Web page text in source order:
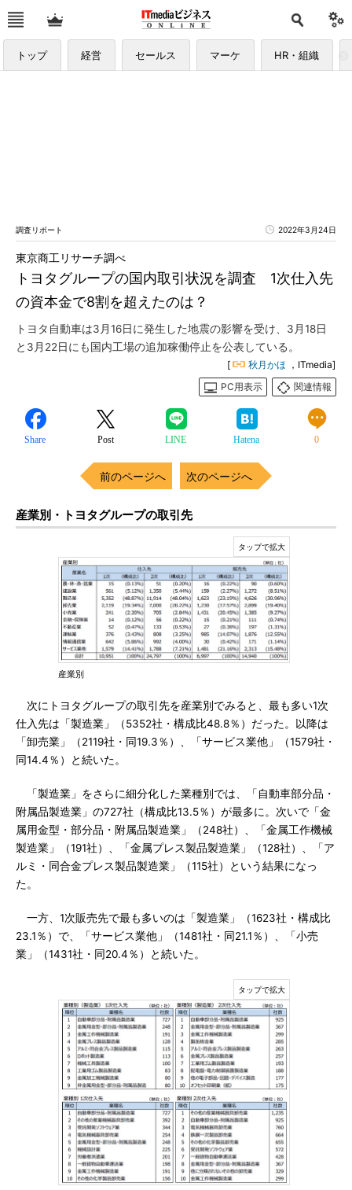
トップ 経営 セールス マーケ HR・組織
調査リポート 2022年3月24日
トヨタグループの国内取引状況を調査 1次仕入先
の資本金で8割を超えたのは？
東京商工リサーチ調べ
トヨタ自動車は3月16日に発生した地震の影響を受け、3月18日
と3月22日にも国内工場の追加稼働停止を公表している。
[ 秋月かほ ，ITmedia]
PC用表示
関連情報
Share Post LINE Hatena 0
前のページへ 次のページへ
産業別・トヨタグループの取引先
産業別
次にトヨタグループの取引先を産業別でみると、最も多い1次
仕入先は「製造業」（5352社・構成比48.8％）だった。以降は
「卸売業」（2119社・同19.3％）、「サービス業他」（1579社・
同14.4％）と続いた。
「製造業」をさらに細分化した業種別では、「自動車部分品・
附属品製造業」の727社（構成比13.5％）が最多に。次いで「金
属用金型・部分品・附属品製造業」（248社）、「金属工作機械
製造業」（191社）、「金属プレス製品製造業」（128社）、「ア
ルミ・同合金プレス製品製造業」（115社）という結果になっ
た。
一方、1次販売先で最も多いのは「製造業」（1623社・構成比
23.1％）で、「サービス業他」（1481社・同21.1％）、「小売
業」（1431社・同20.4％）と続いた。